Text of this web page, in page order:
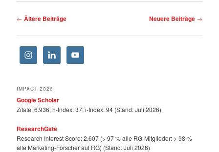
Beitragsnavigation
← Ältere Beiträge Neuere Beiträge →
IMPACT 2026
Google Scholar
Zitate: 6.936; h-Index: 37; i-Index: 94 (Stand: Juli 2026)
ResearchGate
Research Interest Score: 2.607 (> 97 % alle RG-Mitglieder: > 98 %
alle Marketing-Forscher auf RG) (Stand: Juli 2026)